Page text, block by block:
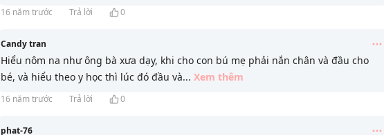
16 năm trước Trả lời 0
Candy tran
Hiểu nôm na như ông bà xưa dạy, khi cho con bú mẹ phải nắn chân và đầu cho
bé, và hiểu theo y học thì lúc đó đầu và... Xem thêm
16 năm trước Trả lời 0
phat-76